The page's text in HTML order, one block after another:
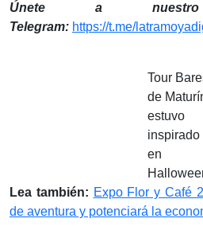
Únete a
Telegram: https://t.me/
Tour
de
estuvo
inspirado
en
Lea también: Expo Flor y Café
de aventura y potenciará la